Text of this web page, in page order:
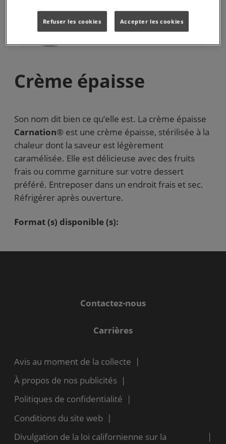
Crème épaisse
Son nom dit bien ce qu’elle est. La crème épaisse
Carnation® est une crème épaisse, stérilisée à la
chaleur dont la saveur est légèrement
caramélisée. Elle est délicieuse avec des fruits
frais ou comme garniture sur votre dessert
préféré. Entreposer dans un endroit frais et sec.
Réfrigérer après ouverture.
Format (s) disponible (s):
Contactez-nous
Carrières
Avis au moment de la collecte
À propos de nos publicités
Politiques de confidentialité
Conditions du site web
Divulgation de la loi californienne sur la
Refuser les cookies Accepter les cookies